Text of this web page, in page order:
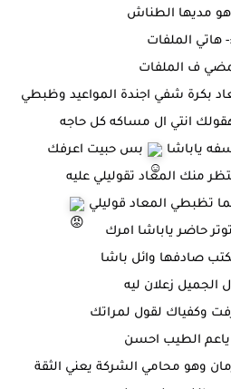
مديها الطناش
هاتي الملفات
ف الملفات
بكرة شفي اجندة المواعيد وظبطي
هقولك انتي ال مساكه كل حاجه
ياباشا
بس حبيت اعرفك
منك المعاد تقوليلي عليه
تظبطي المعاد قوليلي
حاضر ياباشا امرك
صادفها وائل باشا
الجميل زعلان ليه
وكفياك لقول لمراتك
ياعم الطيب احسن
وهو محامي الشركة يعني الثقة